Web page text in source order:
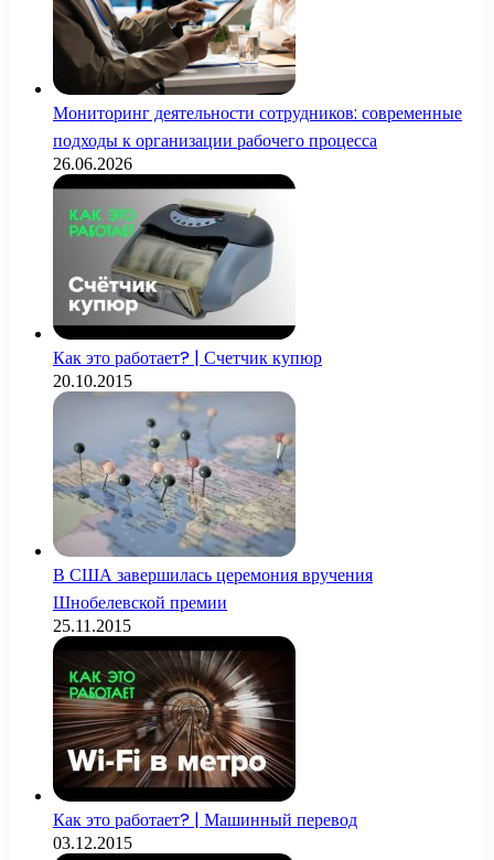
Мониторинг деятельности сотрудников: современные
подходы к организации рабочего процесса
26.06.2026
Как это работает? | Счетчик купюр
20.10.2015
В США завершилась церемония вручения
Шнобелевской премии
25.11.2015
Как это работает? | Машинный перевод
03.12.2015